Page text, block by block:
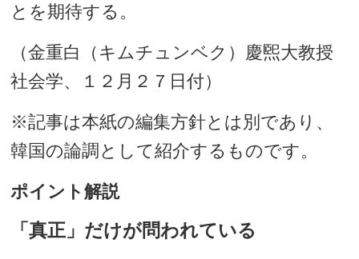
とを期待する。
（金重白（キムチュンベク）慶煕大教授
社会学、１２月２７日付）
※記事は本紙の編集方針とは別であり、
韓国の論調として紹介するものです。
ポイント解説
「真正」だけが問われている